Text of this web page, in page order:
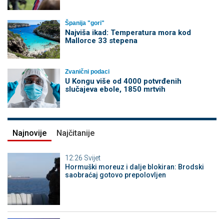
Španija "gori"
Najviša ikad: Temperatura mora kod
Mallorce 33 stepena
Zvanični podaci
U Kongu više od 4000 potvrđenih
slučajeva ebole, 1850 mrtvih
Najnovije Najčitanije
12:26 Svijet
Hormuški moreuz i dalje blokiran: Brodski
saobraćaj gotovo prepolovljen